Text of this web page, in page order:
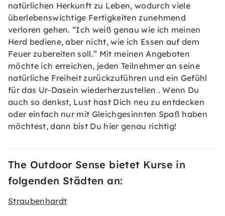
natürlichen Herkunft zu Leben, wodurch viele
überlebenswichtige Fertigkeiten zunehmend
verloren gehen. “Ich weiß genau wie ich meinen
Herd bediene, aber nicht, wie ich Essen auf dem
Feuer zubereiten soll.” Mit meinen Angeboten
möchte ich erreichen, jeden Teilnehmer an seine
natürliche Freiheit zurückzuführen und ein Gefühl
für das Ur-Dasein wiederherzustellen . Wenn Du
auch so denkst, Lust hast Dich neu zu entdecken
oder einfach nur mit Gleichgesinnten Spaß haben
möchtest, dann bist Du hier genau richtig!
The Outdoor Sense bietet Kurse in
folgenden Städten an:
Straubenhardt